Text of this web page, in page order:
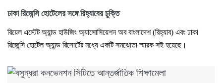
ঢাকা রিজেন্সি হোটেলের সঙ্গে রিহ্যাবের চুক্তি
রিয়েল এস্টেট অ্যান্ড হাউজিং অ্যাসোসিয়েশন অব বাংলাদেশ (রিহ্যাব) এবং ঢাকা
রিজেন্সি হোটেল অ্যান্ড রিসোর্টের মধ্যে একটি সমঝোতা স্মারক সই হয়েছে।